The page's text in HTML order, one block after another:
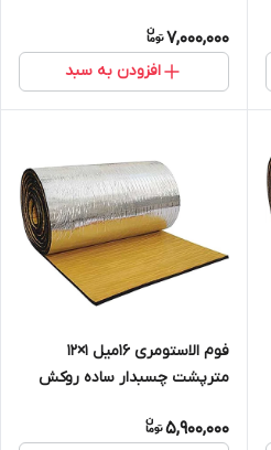
7,000,000
افزودن به سبد
فوم الاستومری 16میل 1×12
مترپشت چسبدار ساده روکش
5,900,000